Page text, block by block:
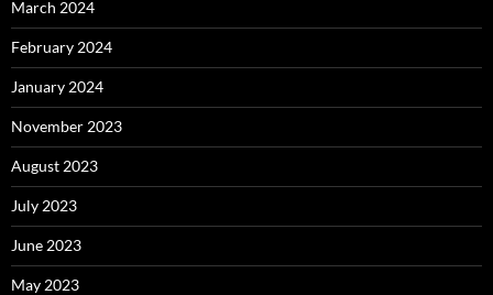
March 2024
February 2024
January 2024
November 2023
August 2023
July 2023
June 2023
May 2023